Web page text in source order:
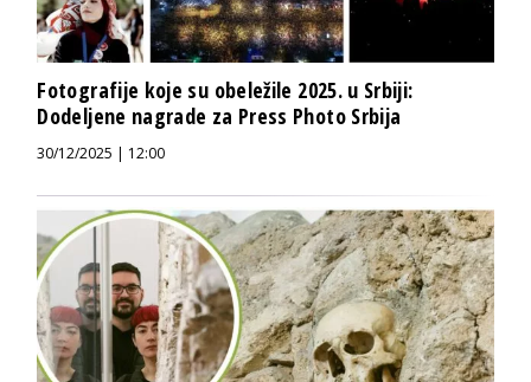
Fotografije koje su obeležile 2025. u Srbiji:
Dodeljene nagrade za Press Photo Srbija
30/12/2025 | 12:00